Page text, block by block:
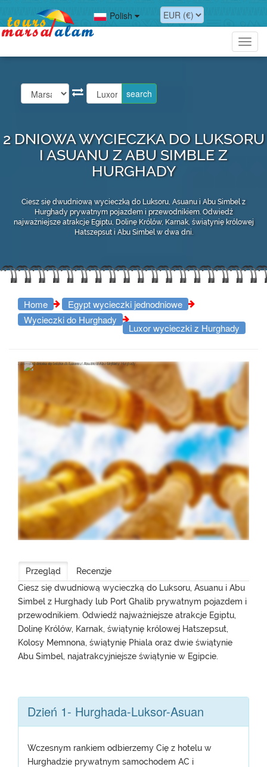
Polish
2 DNIOWA WYCIECZKA DO LUKSORU
I ASUANU Z ABU SIMBLE Z
HURGHADY
Ciesz się dwudniową wycieczką do Luksoru, Asuanu i Abu Simbel z
Hurghady prywatnym pojazdem i przewodnikiem. Odwiedź
najważniejsze atrakcje Egiptu, Dolinę Królów, Karnak, świątynię królowej
Hatszepsut i Abu Simbel w dwa dni.
Home
Egypt wycieczki jednodniowe
Wycieczki do Hurghady
Luxor wycieczki z Hurghady
Przegląd
Recenzje
Ciesz się dwudniową wycieczką do Luksoru, Asuanu i Abu
Simbel z Hurghady lub Port Ghalib prywatnym pojazdem i
przewodnikiem. Odwiedź najważniejsze atrakcje Egiptu,
Dolinę Królów, Karnak, świątynię królowej Hatszepsut,
Kolosy Memnona, świątynię Phiala oraz dwie świątynie
Abu Simbel, najatrakcyjniejsze świątynie w Egipcie.
Dzień 1- Hurghada-Luksor-Asuan
Wczesnym rankiem odbierzemy Cię z hotelu w
Hurghadzie prywatnym samochodem AC i